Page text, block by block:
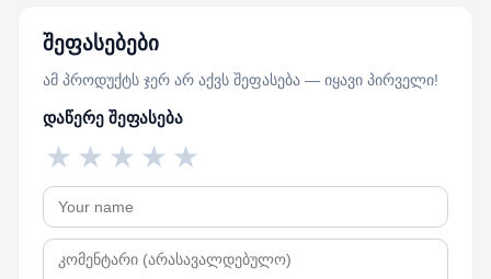
შეფასებები
ამ პროდუქტს ჯერ არ აქვს შეფასება — იყავი პირველი!
დაწერე შეფასება
★
★
★
★
★